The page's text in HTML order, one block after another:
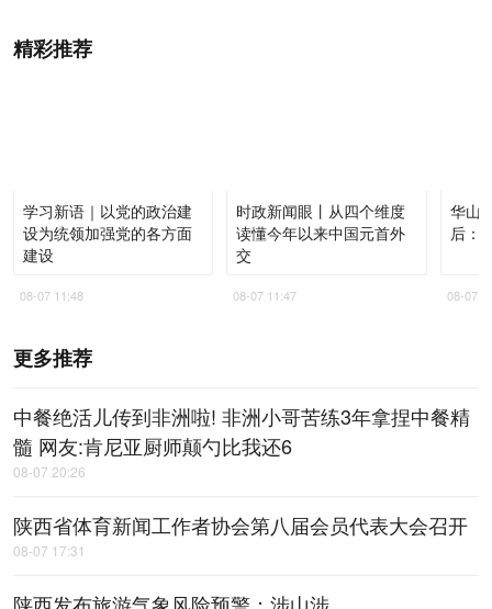
精彩推荐
学习新语｜以党的政治建
设为统领加强党的各方面
建设
08-07 11:48
时政新闻眼丨从四个维度
读懂今年以来中国元首外
交
08-07 11:47
华山
后：
08-07
更多推荐
中餐绝活儿传到非洲啦! 非洲小哥苦练3年拿捏中餐精
髓 网友:肯尼亚厨师颠勺比我还6
08-07 20:26
陕西省体育新闻工作者协会第八届会员代表大会召开
08-07 17:31
陕西发布旅游气象风险预警：涉山涉